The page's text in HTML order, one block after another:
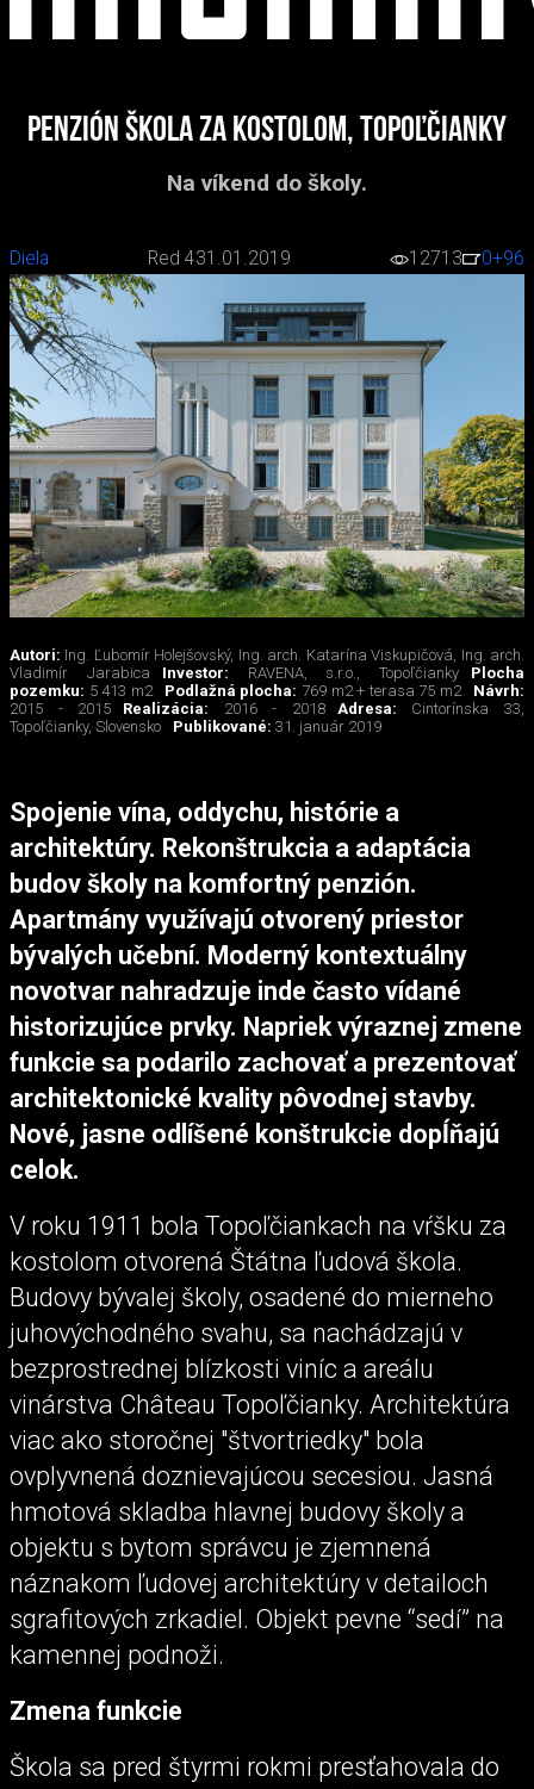
Penzión Škola za kostolom, Topoľčianky
Na víkend do školy.
Diela Red 431.01.2019 12713 0+96
Autori: Ing. Ľubomír Holejšovský, Ing. arch. Katarína Viskupičová, Ing. arch.
Vladimír Jarabica
Investor: RAVENA, s.r.o., Topoľčianky
Plocha
pozemku: 5 413 m2 Podlažná plocha: 769 m2 + terasa 75 m2
Návrh:
2015 - 2015
Realizácia: 2016 - 2018 Adresa: Cintorínska 33,
Topoľčianky, Slovensko
Publikované: 31. január 2019
Spojenie vína, oddychu, histórie a
architektúry. Rekonštrukcia a adaptácia
budov školy na komfortný penzión.
Apartmány využívajú otvorený priestor
bývalých učební. Moderný kontextuálny
novotvar nahradzuje inde často vídané
historizujúce prvky. Napriek výraznej zmene
funkcie sa podarilo zachovať a prezentovať
architektonické kvality pôvodnej stavby.
Nové, jasne odlíšené konštrukcie dopĺňajú
celok.
V roku 1911 bola Topoľčiankach na vŕšku za
kostolom otvorená Štátna ľudová škola.
Budovy bývalej školy, osadené do mierneho
juhovýchodného svahu, sa nachádzajú v
bezprostrednej blízkosti viníc a areálu
vinárstva Château Topoľčianky. Architektúra
viac ako storočnej "štvortriedky" bola
ovplyvnená doznievajúcou secesiou. Jasná
hmotová skladba hlavnej budovy školy a
objektu s bytom správcu je zjemnená
náznakom ľudovej architektúry v detailoch
sgrafitových zrkadiel. Objekt pevne “sedí” na
kamennej podnoži.
Zmena funkcie
Škola sa pred štyrmi rokmi presťahovala do